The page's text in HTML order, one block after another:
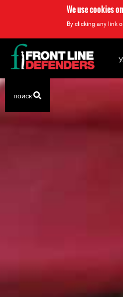
We use cookies
By clicking any link
Back
top
Back
to
top
поиск